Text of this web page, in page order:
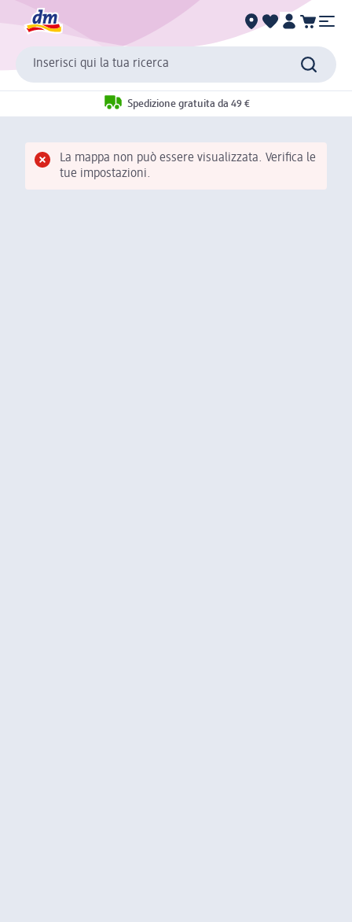
Inserisci qui la tua ricerca
Spedizione gratuita da 49 €
La mappa non può essere visualizzata. Verifica le
tue impostazioni.